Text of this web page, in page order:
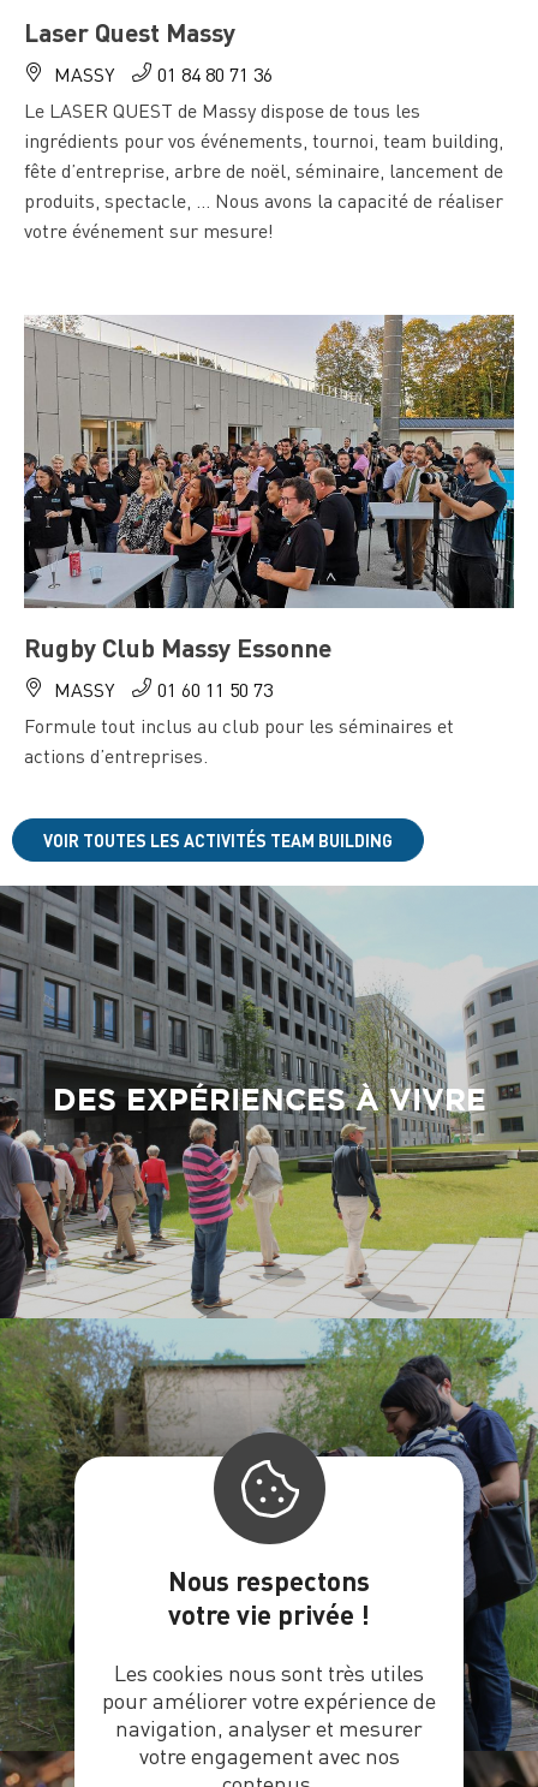
Laser Quest Massy
MASSY
01 84 80 71 36
Le LASER QUEST de Massy dispose de tous les
ingrédients pour vos événements, tournoi, team building,
fête d’entreprise, arbre de noël, séminaire, lancement de
produits, spectacle, … Nous avons la capacité de réaliser
votre événement sur mesure!
Rugby Club Massy Essonne
MASSY
01 60 11 50 73
Formule tout inclus au club pour les séminaires et
actions d’entreprises.
VOIR TOUTES LES ACTIVITÉS TEAM BUILDING
DES EXPÉRIENCES À VIVRE
JE RÉSERVE MA VISITE
Nous respectons
votre vie privée !
Les cookies nous sont très utiles
pour améliorer votre expérience de
navigation, analyser et mesurer
votre engagement avec nos